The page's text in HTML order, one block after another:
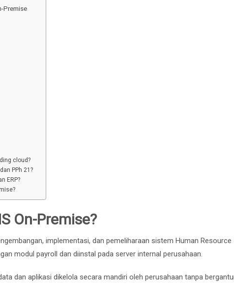
Premise
cloud?
PPh 21?
ERP?
On-Premise?
implementasi, dan pemeliharaan sistem Human Resource
modul payroll dan diinstal pada server internal perusahaan.
dan aplikasi dikelola secara mandiri oleh perusahaan tanpa